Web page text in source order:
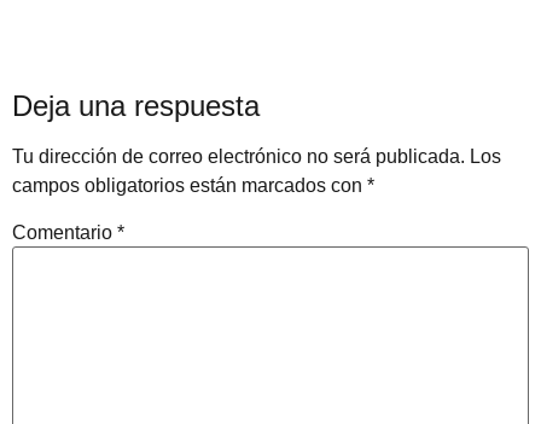
Deja una respuesta
Tu dirección de correo electrónico no será publicada. Los
campos obligatorios están marcados con *
Comentario *